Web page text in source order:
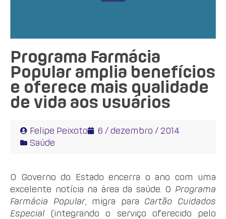
Programa Farmácia
Popular amplia benefícios
e oferece mais qualidade
de vida aos usuários
Felipe Peixoto
6 / dezembro / 2014
Saúde
O Governo do Estado encerra o ano com uma
excelente notícia na área da saúde. O Programa
Farmácia Popular, migra para Cartão Cuidados
Especial (integrando o serviço oferecido pelo